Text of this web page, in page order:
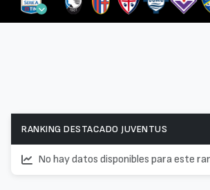
RANKING DESTACADO JUVENTUS
No hay datos disponibles para este